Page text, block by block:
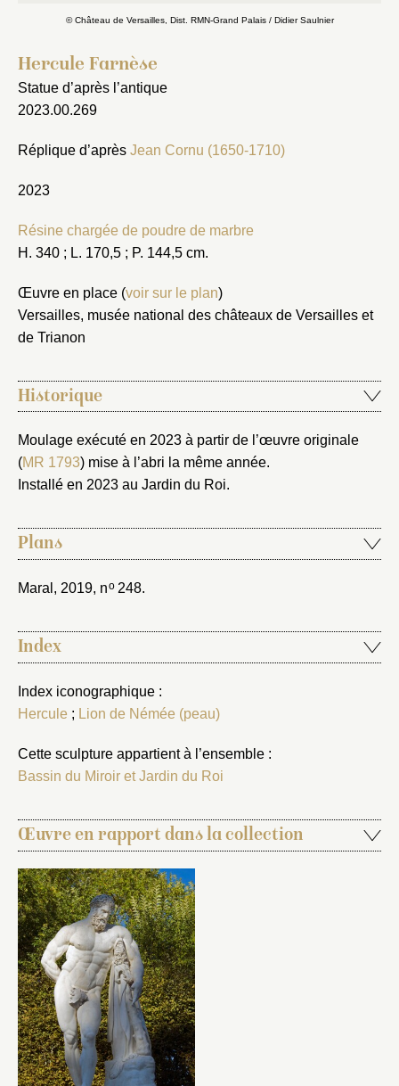
© Château de Versailles, Dist. RMN-Grand Palais / Didier Saulnier
Hercule Farnèse
Statue d’après l’antique
2023.00.269
Réplique d’après Jean Cornu (1650-1710)
2023
Résine chargée de poudre de marbre
H. 340 ; L. 170,5 ; P. 144,5 cm.
Œuvre en place (voir sur le plan)
Versailles, musée national des châteaux de Versailles et
de Trianon
Historique
Moulage exécuté en 2023 à partir de l’œuvre originale
(MR 1793) mise à l’abri la même année.
Installé en 2023 au Jardin du Roi.
Plans
Maral, 2019, no248.
Index
Index iconographique :
Hercule ; Lion de Némée (peau)
Cette sculpture appartient à l’ensemble :
Bassin du Miroir et Jardin du Roi
Œuvre en rapport dans la collection
notice
Nom du dossier
Valider
Nouveau dossier
Créer et ajouter
Connexion
Courriel
Envoyer
Vous n'êtes pas encore inscrit ?Créer un compte
Vous avez oublié votre mot de passe ?